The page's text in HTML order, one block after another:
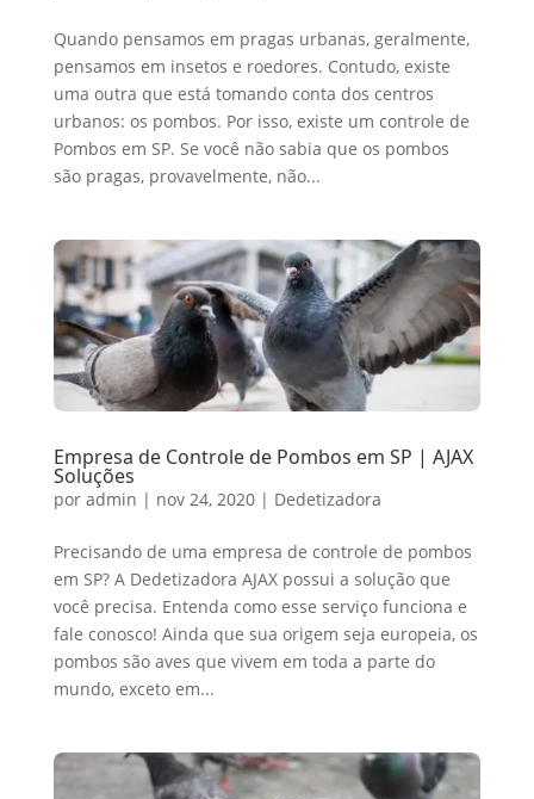
Quando pensamos em pragas urbanas, geralmente,
pensamos em insetos e roedores. Contudo, existe
uma outra que está tomando conta dos centros
urbanos: os pombos. Por isso, existe um controle de
Pombos em SP. Se você não sabia que os pombos
são pragas, provavelmente, não...
Empresa de Controle de Pombos em SP | AJAX
Soluções
por admin | nov 24, 2020| Dedetizadora
Precisando de uma empresa de controle de pombos
em SP? A Dedetizadora AJAX possui a solução que
você precisa. Entenda como esse serviço funciona e
fale conosco! Ainda que sua origem seja europeia, os
pombos são aves que vivem em toda a parte do
mundo, exceto em...